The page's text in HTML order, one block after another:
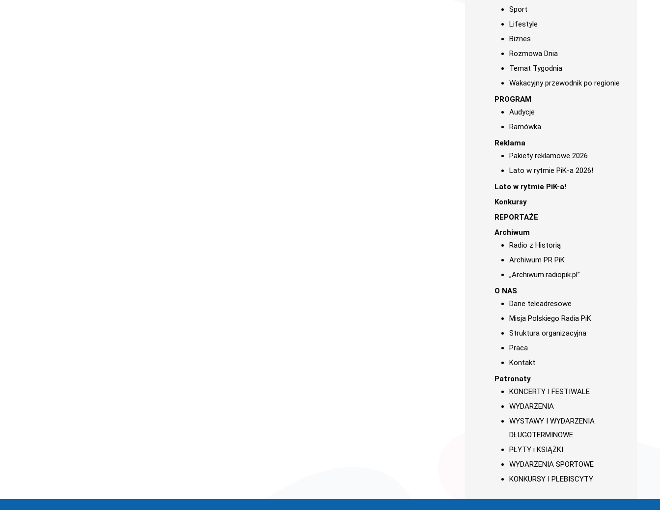
Sport
Lifestyle
Biznes
Rozmowa Dnia
Temat Tygodnia
Wakacyjny przewodnik po regionie
PROGRAM
Audycje
Ramówka
Reklama
Pakiety reklamowe 2026
Lato w rytmie PiK-a 2026!
Lato w rytmie PiK-a!
Konkursy
REPORTAŻE
Archiwum
Radio z Historią
Archiwum PR PiK
„Archiwum.radiopik.pl”
O NAS
Dane teleadresowe
Misja Polskiego Radia PiK
Struktura organizacyjna
Praca
Kontakt
Patronaty
KONCERTY I FESTIWALE
WYDARZENIA
WYSTAWY I WYDARZENIA
DŁUGOTERMINOWE
PŁYTY i KSIĄŻKI
WYDARZENIA SPORTOWE
KONKURSY I PLEBISCYTY